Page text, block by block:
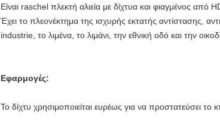
Είναι raschel πλεκτή αλιεία με δίχτυα και φιαγμένος από
Έχει το πλεονέκτημα της ισχυρής εκτατής αντίστασης,
industrie, το λιμένα, το λιμάνι, την εθνική οδό και την
Εφαρμογές:
Το δίχτυ χρησιμοποιείται ευρέως για να προστατεύσει το